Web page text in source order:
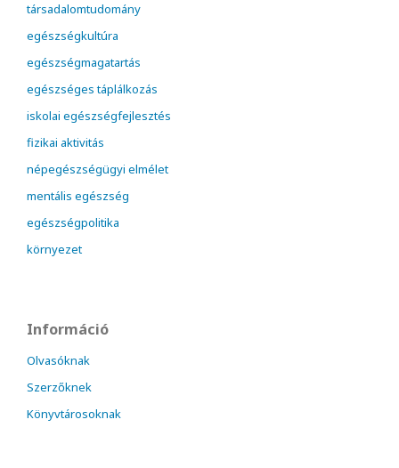
társadalomtudomány
egészségkultúra
egészségmagatartás
egészséges táplálkozás
iskolai egészségfejlesztés
fizikai aktivitás
népegészségügyi elmélet
mentális egészség
egészségpolitika
környezet
Információ
Olvasóknak
Szerzőknek
Könyvtárosoknak